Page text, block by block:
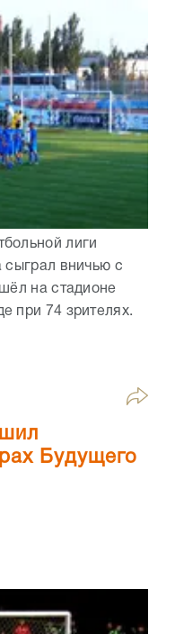
лиги
сыграл вничью с
на стадионе
при 74 зрителях.
Будущего